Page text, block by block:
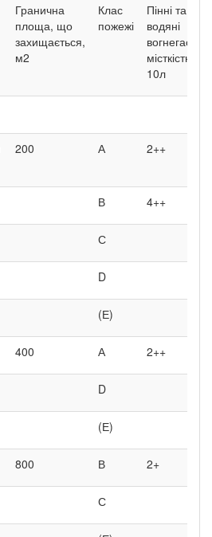
Гранична
площа, що
захищається,
м2
Клас
пожежі
Пінні та
водяні
місткістю
10л
200 А 2++
В 4++
С
D
(Е)
400 А 2++
D
(Е)
800 В 2+
С